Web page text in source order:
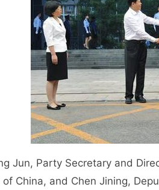
Party Secretary and
of China, and Chen Jining,